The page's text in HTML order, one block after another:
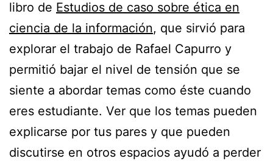
libro de Estudios de caso sobre ética en
ciencia de la información, que sirvió para
explorar el trabajo de Rafael Capurro y
permitió bajar el nivel de tensión que se
siente a abordar temas como éste cuando
eres estudiante. Ver que los temas pueden
explicarse por tus pares y que pueden
discutirse en otros espacios ayudó a perder